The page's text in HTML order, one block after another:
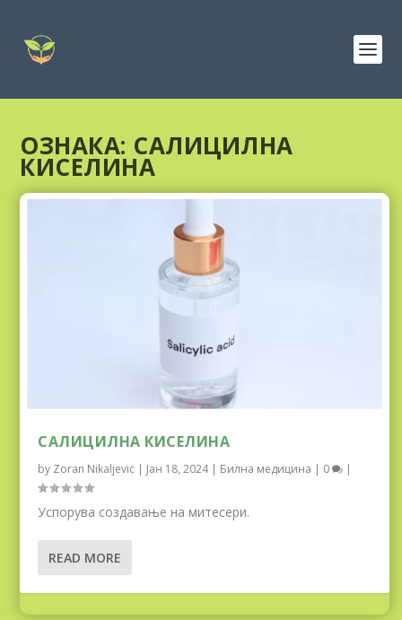
ОЗНАКА: САЛИЦИЛНА
КИСЕЛИНА
САЛИЦИЛНА КИСЕЛИНА
by Zoran Nikaljevic | Јан 18, 2024| Билна медицина | 0 |
Успорува создавање на митесери.
READ MORE